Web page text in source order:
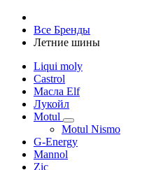
Все Бренды
Летние шины
Liqui moly
Castrol
Масла Elf
Лукойл
Motul
Motul Nismo
G-Energy
Mannol
Zic